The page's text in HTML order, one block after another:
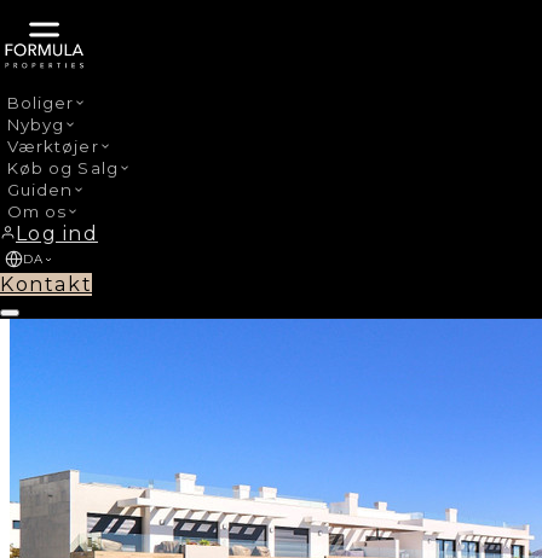
Boliger
Nybyg
Værktøjer
Køb og Salg
Guiden
Om os
Log ind
DA
Kontakt
Nybyg› Estepona Centro